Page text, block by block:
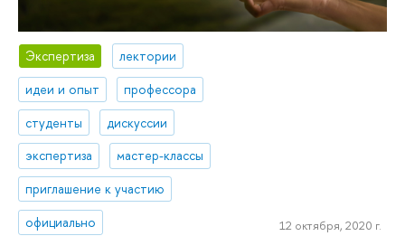
Экспертиза
лектории
идеи и опыт
профессора
студенты
дискуссии
экспертиза
мастер-классы
приглашение к участию
официально
12 октября, 2020 г.